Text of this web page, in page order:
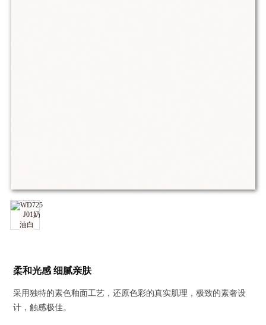
柔和光感 细腻亲肤
采用独特的素色釉面工艺，还原色彩的真实肌理，极致的素奢设
计，触感极佳。